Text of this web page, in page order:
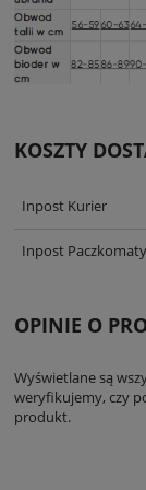
KOSZTY
Inpost Kurier
Inpost Paczkomaty
OPINIE O
Wyświetlane są
weryfikujemy, czy
produkt.